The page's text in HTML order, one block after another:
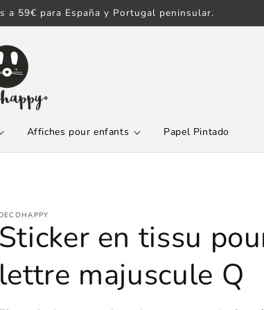
a 59€ para España y Portugal peninsular.
Affiches pour enfants Papel Pintado
DECOHAPPY
Sticker en tissu
lettre majuscule Q